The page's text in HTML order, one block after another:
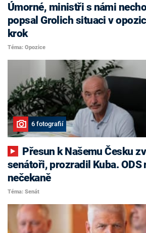
Úmorné, ministři s námi
popsal Grolich situaci v
krok
Téma: Opozice
6 fotografií
senátoři, prozradil Kuba. ODS
nečekaně
Téma: Senát